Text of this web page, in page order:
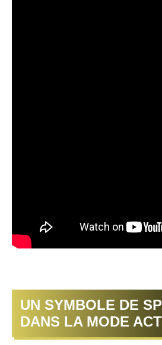
UN SYMBOLE DE
DANS LA MODE